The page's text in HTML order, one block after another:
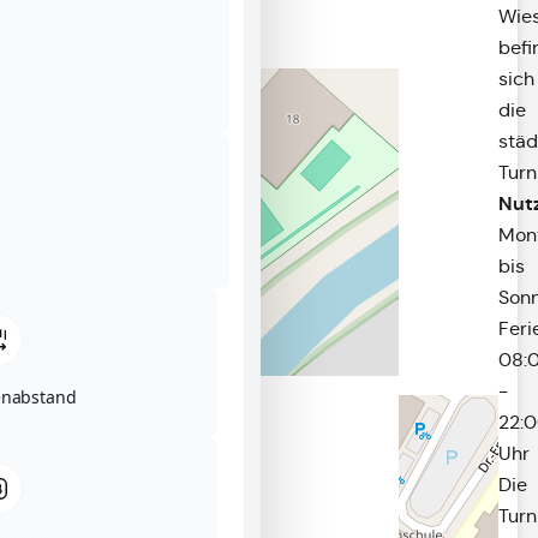
sich
die
bis
-
Uhr
Die